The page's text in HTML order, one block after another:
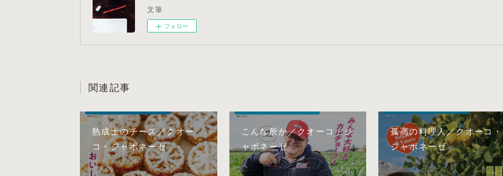
文筆
フォロー
関連記事
熟成士のチーズ／クオー
コ・ジャポネーゼ
こんな所か／クオーコ・ジ
ャポネーゼ
孤高の料理人／クオーコ・
ジャポネーゼ